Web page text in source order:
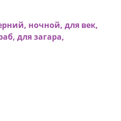
ночной, для век,
для загара,